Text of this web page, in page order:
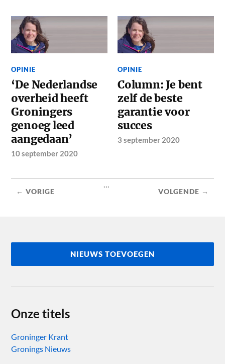
OPINIE
‘De Nederlandse
overheid heeft
Groningers
genoeg leed
aangedaan’
10 september 2020
OPINIE
Column: Je bent
zelf de beste
garantie voor
succes
3 september 2020
← VORIGE
...
VOLGENDE →
NIEUWS TOEVOEGEN
Onze titels
Groninger Krant
Gronings Nieuws